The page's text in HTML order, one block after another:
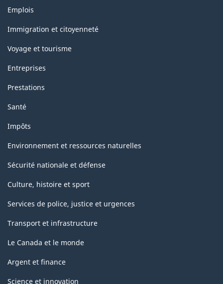
Thèmes
sujets
Emplois
Immigration et citoyenneté
Voyage et tourisme
Entreprises
Prestations
Santé
Impôts
Environnement et ressources naturelles
Sécurité nationale et défense
Culture, histoire et sport
Services de police, justice et urgences
Transport et infrastructure
Le Canada et le monde
Argent et finance
Science et innovation